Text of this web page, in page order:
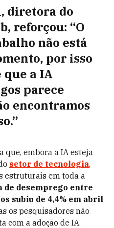
diretora do
reforçou: “O
não está
por isso
que a IA
parece
encontramos
que, embora a IA esteja
setor de tecnologia,
estruturais em toda a
de desemprego entre
subiu de 4,4% em abril
os pesquisadores não
com a adoção de IA.